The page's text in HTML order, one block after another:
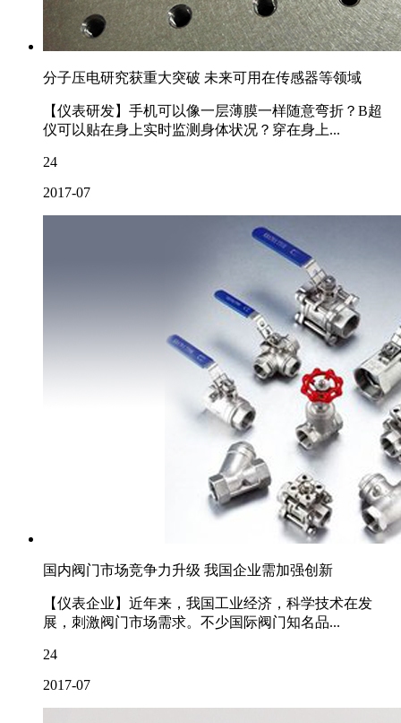
分子压电研究获重大突破 未来可用在传感器等领域
【仪表研发】手机可以像一层薄膜一样随意弯折？B超
仪可以贴在身上实时监测身体状况？穿在身上...
24
2017-07
国内阀门市场竞争力升级 我国企业需加强创新
【仪表企业】近年来，我国工业经济，科学技术在发
展，刺激阀门市场需求。不少国际阀门知名品...
24
2017-07